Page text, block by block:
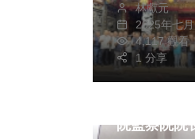
會及豐盟有
司熱心支持
豐原村里監
行運作經費
林獻元
2025年七
4,117 觀看
1 分享
院監察院院